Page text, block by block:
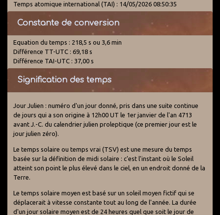
Temps atomique international (TAI) : 14/05/2026 08:50:35
Constante de conversion
Equation du temps : 218,5 s ou 3,6 min
Différence TT-UTC : 69,18 s
Différence TAI-UTC : 37,00 s
Signification des temps
Jour Julien : numéro d'un jour donné, pris dans une suite continue
de jours qui a son origine à 12h00 UT le 1er janvier de l'an 4713
avant J.-C. du calendrier julien proleptique (ce premier jour est le
jour julien zéro).
Le temps solaire ou temps vrai (TSV) est une mesure du temps
basée sur la définition de midi solaire : c'est l'instant où le Soleil
atteint son point le plus élevé dans le ciel, en un endroit donné de la
Terre.
Le temps solaire moyen est basé sur un soleil moyen fictif qui se
déplacerait à vitesse constante tout au long de l'année. La durée
d'un jour solaire moyen est de 24 heures quel que soit le jour de